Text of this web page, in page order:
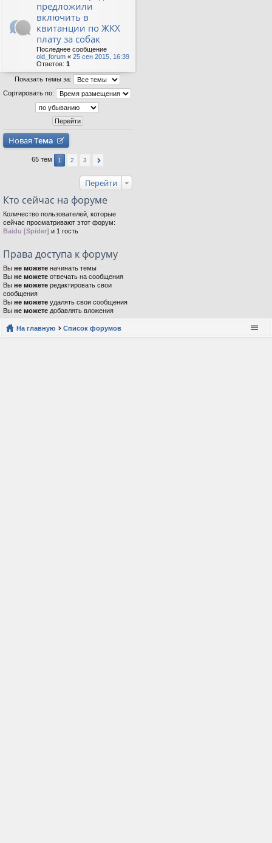
предложили
включить в
квитанции по ЖКХ
плату за собак
Последнее сообщение
old_forum « 25 сен 2015, 16:39
Ответов: 1
Показать темы за:
Сортировать по:
Новая Тема
65 тем 1 2 3
Перейти
Кто сейчас на форуме
Количество пользователей, которые
сейчас просматривают этот форум:
Baidu [Spider] и 1 гость
Права доступа к форуму
Вы не можете начинать темы
Вы не можете отвечать на сообщения
Вы не можете редактировать свои
сообщения
Вы не можете удалять свои сообщения
Вы не можете добавлять вложения
На главную Список форумов